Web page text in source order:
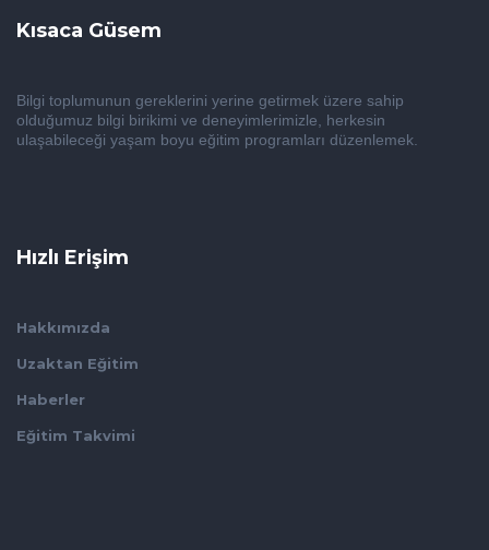
Kısaca Güsem
Bilgi toplumunun gereklerini yerine getirmek üzere sahip
olduğumuz bilgi birikimi ve deneyimlerimizle, herkesin
ulaşabileceği yaşam boyu eğitim programları düzenlemek.
Hızlı Erişim
Hakkımızda
Uzaktan Eğitim
Haberler
Eğitim Takvimi